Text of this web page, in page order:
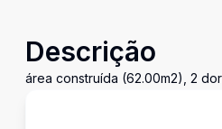
Descrição
área construída (62.00m2), 2